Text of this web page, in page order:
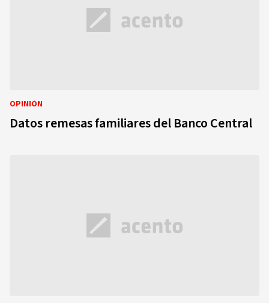
OPINIÓN
Datos remesas familiares del Banco Central